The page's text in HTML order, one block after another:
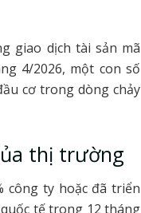
giao dịch tài sản mã
4/2026, một con số
cơ trong dòng chảy
thị trường
công ty hoặc đã triển
tế trong 12 tháng